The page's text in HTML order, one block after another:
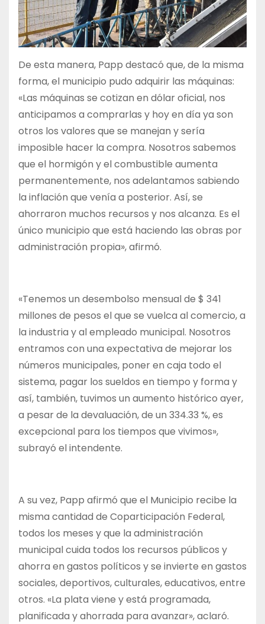
De esta manera, Papp destacó que, de la misma
forma, el municipio pudo adquirir las máquinas:
«Las máquinas se cotizan en dólar oficial, nos
anticipamos a comprarlas y hoy en día ya son
otros los valores que se manejan y sería
imposible hacer la compra. Nosotros sabemos
que el hormigón y el combustible aumenta
permanentemente, nos adelantamos sabiendo
la inflación que venía a posterior. Así, se
ahorraron muchos recursos y nos alcanza. Es el
único municipio que está haciendo las obras por
administración propia», afirmó.
«Tenemos un desembolso mensual de $ 341
millones de pesos el que se vuelca al comercio, a
la industria y al empleado municipal. Nosotros
entramos con una expectativa de mejorar los
números municipales, poner en caja todo el
sistema, pagar los sueldos en tiempo y forma y
así, también, tuvimos un aumento histórico ayer,
a pesar de la devaluación, de un 334.33 %, es
excepcional para los tiempos que vivimos»,
subrayó el intendente.
A su vez, Papp afirmó que el Municipio recibe la
misma cantidad de Coparticipación Federal,
todos los meses y que la administración
municipal cuida todos los recursos públicos y
ahorra en gastos políticos y se invierte en gastos
sociales, deportivos, culturales, educativos, entre
otros. «La plata viene y está programada,
planificada y ahorrada para avanzar», aclaró.